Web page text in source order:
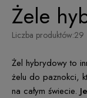
Żele
Liczba produktów:29
Żel hybrydowy to
żelu do paznokci,
na całym świecie.